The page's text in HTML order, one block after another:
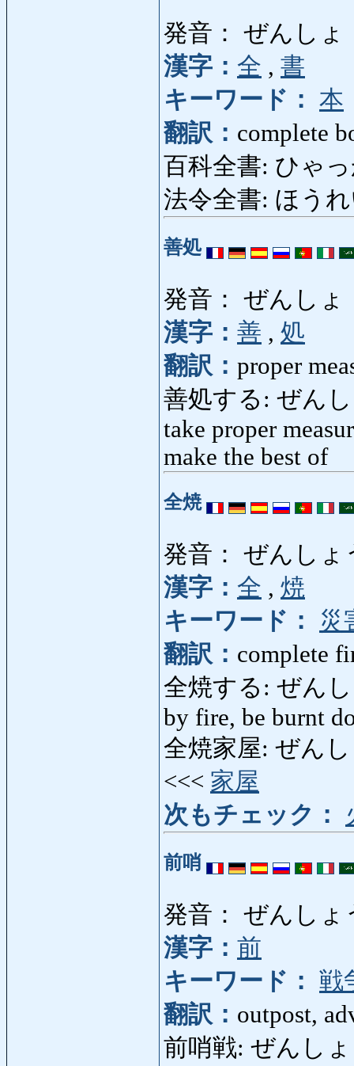
発音： ぜんしょ
漢字： 全 , 書
キーワード： 本
翻訳： complete
百科全書: ひゃ
法令全書: ほう
善処
発音： ぜんしょ
漢字： 善 , 処
翻訳： proper
善処する: ぜんし
take proper
make the best of
全焼
発音： ぜんしょ
漢字： 全 , 焼
キーワード：
災
翻訳： complete
全焼する: ぜんし
by fire, be burnt
全焼家屋: ぜんし
<<< 家屋
次もチェック：
前哨
発音： ぜんしょ
漢字： 前
キーワード： 戦
翻訳： outpost,
前哨戦: ぜんし